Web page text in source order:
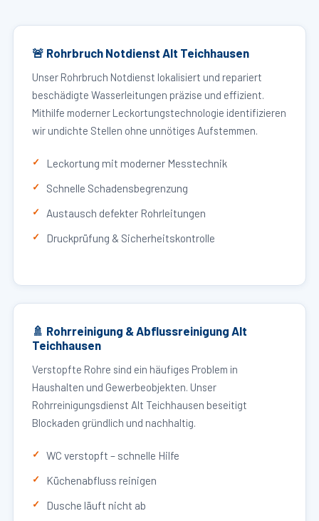
🚨 Rohrbruch Notdienst Alt Teichhausen
Unser Rohrbruch Notdienst lokalisiert und repariert
beschädigte Wasserleitungen präzise und effizient.
Mithilfe moderner Leckortungstechnologie identifizieren
wir undichte Stellen ohne unnötiges Aufstemmen.
Leckortung mit moderner Messtechnik
Schnelle Schadensbegrenzung
Austausch defekter Rohrleitungen
Druckprüfung & Sicherheitskontrolle
🚿 Rohrreinigung & Abflussreinigung Alt
Teichhausen
Verstopfte Rohre sind ein häufiges Problem in
Haushalten und Gewerbeobjekten. Unser
Rohrreinigungsdienst Alt Teichhausen beseitigt
Blockaden gründlich und nachhaltig.
WC verstopft – schnelle Hilfe
Küchenabfluss reinigen
Dusche läuft nicht ab